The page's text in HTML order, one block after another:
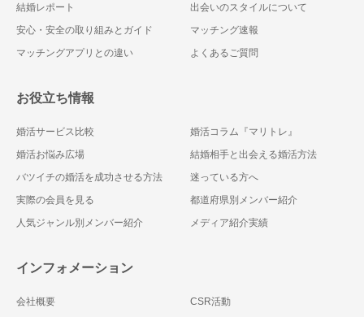
結婚レポート
出会いのスタイルについて
安心・安全の取り組みとガイド
マッチング速報
マッチングアプリとの違い
よくあるご質問
お役立ち情報
婚活サービス比較
婚活コラム『マリトレ』
婚活お悩み広場
結婚相手と出会える婚活方法
バツイチの婚活を成功させる方法
迷っている方へ
実際の会員を見る
都道府県別メンバー紹介
人気ジャンル別メンバー紹介
メディア紹介実績
インフォメーション
会社概要
CSR活動